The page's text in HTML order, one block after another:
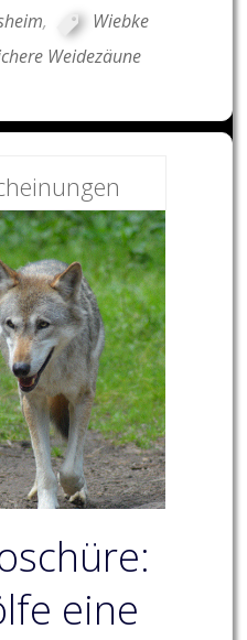
,
Wiebke
Weidezäune
eine